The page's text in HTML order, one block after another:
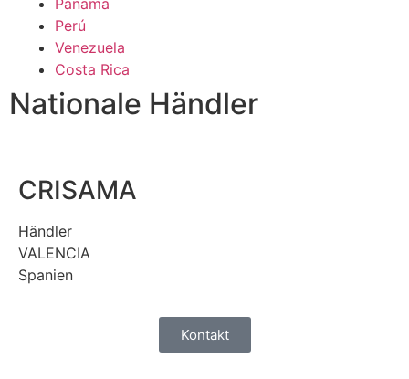
Panama
Perú
Venezuela
Costa Rica
Nationale Händler
CRISAMA​​
Händler
VALENCIA
Spanien
Kontakt